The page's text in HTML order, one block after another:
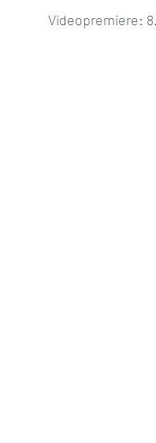
Videopremiere: